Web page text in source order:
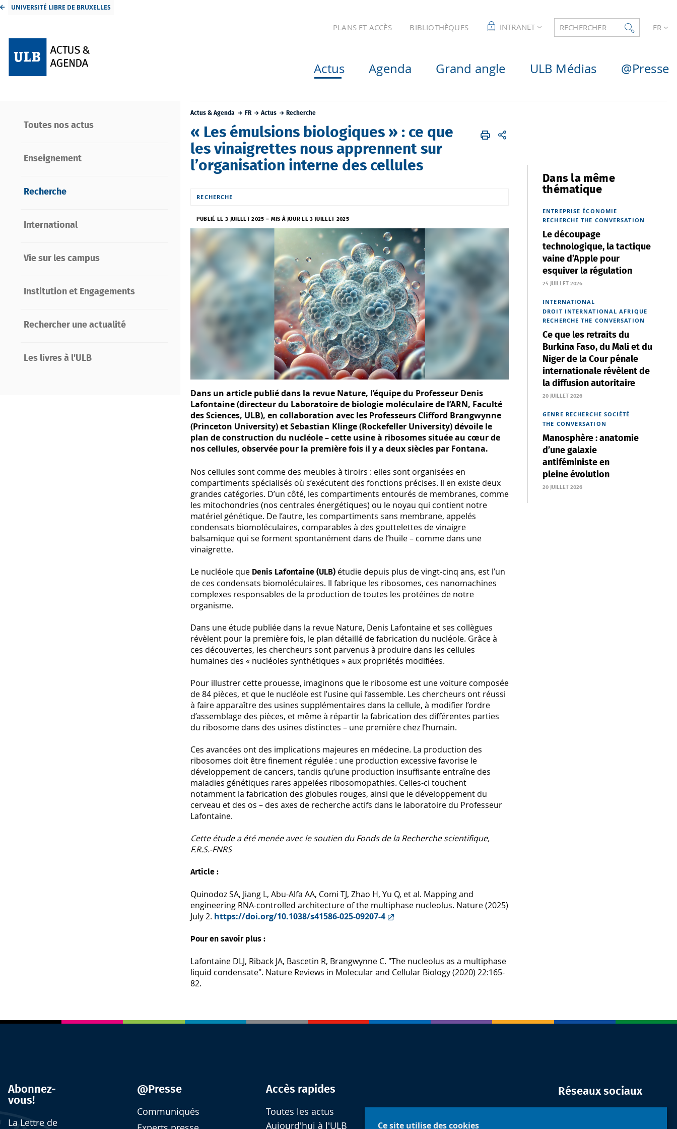
Ce site utilise des cookies
UNIVERSITÉ LIBRE DE BRUXELLES
PLANS ET ACCÈS BIBLIOTHÈQUES INTRANET RECHERCHER FR
Actus Agenda Grand angle ULB Médias @Presse
Toutes nos actus
Enseignement
Recherche
International
Vie sur les campus
Institution et Engagements
Rechercher une actualité
Les livres à l'ULB
Actus & Agenda FR Actus Recherche
« Les émulsions biologiques » : ce que
les vinaigrettes nous apprennent sur
l’organisation interne des cellules
RECHERCHE
PUBLIÉ LE 3 JUILLET 2025 – MIS À JOUR LE 3 JUILLET 2025
Dans un article publié dans la revue Nature, l’équipe du Professeur Denis
Lafontaine (directeur du Laboratoire de biologie moléculaire de l’ARN, Faculté
des Sciences, ULB), en collaboration avec les Professeurs Clifford Brangwynne
(Princeton University) et Sebastian Klinge (Rockefeller University) dévoile le
plan de construction du nucléole – cette usine à ribosomes située au cœur de
nos cellules, observée pour la première fois il y a deux siècles par Fontana.
Nos cellules sont comme des meubles à tiroirs : elles sont organisées en
compartiments spécialisés où s’exécutent des fonctions précises. Il en existe deux
grandes catégories. D’un côté, les compartiments entourés de membranes, comme
les mitochondries (nos centrales énergétiques) ou le noyau qui contient notre
matériel génétique. De l’autre, les compartiments sans membrane, appelés
condensats biomoléculaires, comparables à des gouttelettes de vinaigre
balsamique qui se forment spontanément dans de l’huile – comme dans une
vinaigrette.
Le nucléole que Denis Lafontaine (ULB) étudie depuis plus de vingt-cinq ans, est l’un
de ces condensats biomoléculaires. Il fabrique les ribosomes, ces nanomachines
complexes responsables de la production de toutes les protéines de notre
organisme.
Dans une étude publiée dans la revue Nature, Denis Lafontaine et ses collègues
révèlent pour la première fois, le plan détaillé de fabrication du nucléole. Grâce à
ces découvertes, les chercheurs sont parvenus à produire dans les cellules
humaines des « nucléoles synthétiques » aux propriétés modifiées.
Pour illustrer cette prouesse, imaginons que le ribosome est une voiture composée
de 84 pièces, et que le nucléole est l’usine qui l’assemble. Les chercheurs ont réussi
à faire apparaître des usines supplémentaires dans la cellule, à modifier l’ordre
d’assemblage des pièces, et même à répartir la fabrication des différentes parties
du ribosome dans des usines distinctes – une première chez l’humain.
Ces avancées ont des implications majeures en médecine. La production des
ribosomes doit être finement régulée : une production excessive favorise le
développement de cancers, tandis qu’une production insuffisante entraîne des
maladies génétiques rares appelées ribosomopathies. Celles-ci touchent
notamment la fabrication des globules rouges, ainsi que le développement du
cerveau et des os – des axes de recherche actifs dans le laboratoire du Professeur
Lafontaine.
Cette étude a été menée avec le soutien du Fonds de la Recherche scientifique,
F.R.S.-FNRS
Article :
Quinodoz SA, Jiang L, Abu-Alfa AA, Comi TJ, Zhao H, Yu Q, et al. Mapping and
engineering RNA-controlled architecture of the multiphase nucleolus. Nature (2025)
July 2. https://doi.org/10.1038/s41586-025-09207-4
Pour en savoir plus :
Lafontaine DLJ, Riback JA, Bascetin R, Brangwynne C. "The nucleolus as a multiphase
liquid condensate". Nature Reviews in Molecular and Cellular Biology (2020) 22:165-
82.
Dans la même
thématique
ENTREPRISE ÉCONOMIE
RECHERCHE THE CONVERSATION
Le découpage
technologique, la tactique
vaine d’Apple pour
esquiver la régulation
24 JUILLET 2026
INTERNATIONAL
DROIT INTERNATIONAL AFRIQUE
RECHERCHE THE CONVERSATION
Ce que les retraits du
Burkina Faso, du Mali et du
Niger de la Cour pénale
internationale révèlent de
la diffusion autoritaire
20 JUILLET 2026
GENRE RECHERCHE SOCIÉTÉ
THE CONVERSATION
Manosphère : anatomie
d’une galaxie
antiféministe en
pleine évolution
20 JUILLET 2026
Abonnez-
vous!
La Lettre de
@Presse
Communiqués
Accès rapides
Toutes les actus
Aujourd'hui à l'ULB
Réseaux sociaux